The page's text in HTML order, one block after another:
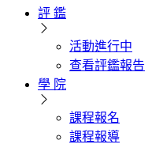
評 鑑
活動進行中
查看評鑑報告
學 院
課程報名
課程報導